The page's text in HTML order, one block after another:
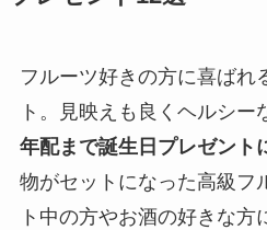
フルーツ好きの方に喜ばれ
ト。見映えも良くヘルシー
年配まで誕生日プレゼント
物がセットになった高級フ
ト中の方やお酒の好きな方